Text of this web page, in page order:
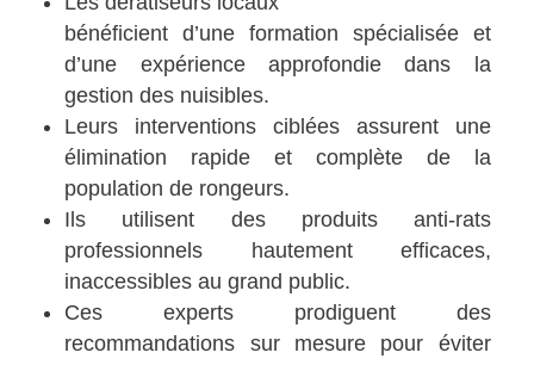
bénéficient d’une formation spécialisée et
d’une expérience approfondie dans la
gestion des nuisibles.
Leurs interventions ciblées assurent une
élimination rapide et complète de la
population de rongeurs.
Ils utilisent des produits anti-rats
professionnels hautement efficaces,
inaccessibles au grand public.
Ces experts prodiguent des
recommandations sur mesure pour éviter